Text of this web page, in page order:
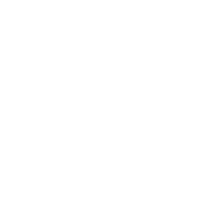
輸入車の施工事
STEP MOTORSでは、国産車のみならず、輸入車の鈑金・修
世界のほぼ全てのメーカーに対応しているから、あなたのご